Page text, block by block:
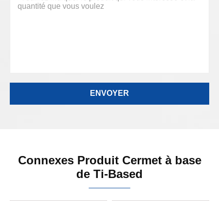
Connexes Produit Cermet à base
de Ti-Based